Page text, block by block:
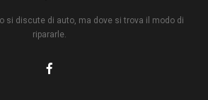
si discute di auto, ma dove si trova il modo di
ripararle.